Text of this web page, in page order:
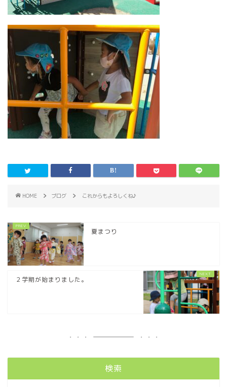
HOME ブログ これからもよろしくね♪
夏まつり
２学期が始まりました。
検索